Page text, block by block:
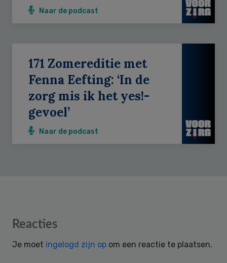
Naar de podcast
171 Zomereditie met
Fenna Eefting: ‘In de
zorg mis ik het yes!-
gevoel’
Naar de podcast
Reader
Reacties
Je moet ingelogd zijn op om een reactie te plaatsen.